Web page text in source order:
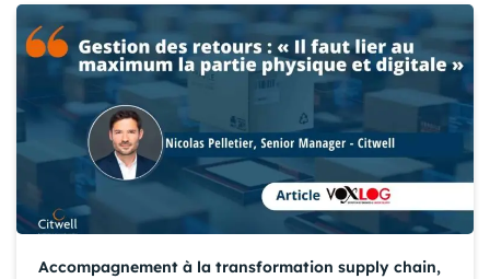
Accompagnement à la transformation supply chain,